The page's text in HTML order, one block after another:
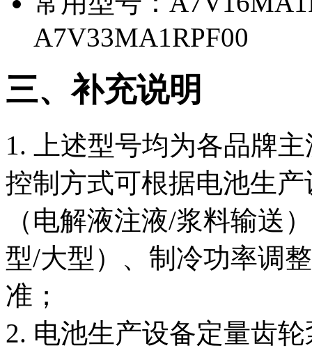
A7V33MA1RPF00
三、补充说明
1. 上述型号均为各品牌
控制方式可根据电池生
（电解液注液/浆料输送
型/大型）、制冷功率调
准；
2. 电池生产设备定量齿